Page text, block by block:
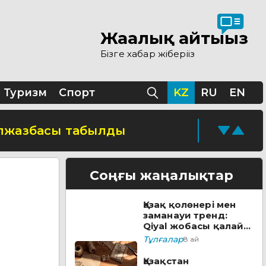
Жаңалық айтыңыз
Бізге хабар жіберіңіз
Туризм Спорт KZ RU EN
табылды
жүріп жатыр
қосады
болады
Соңғы жаңалықтар
Қазақ қолөнері мен
заманауи тренд:
Qiyal жобасы қалай
әлеуметтік лифтке
айналды?
Тұлғалар8 ай
Қазақстан